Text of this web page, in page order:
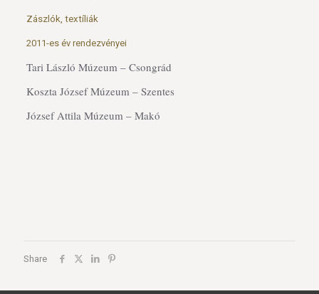
Zászlók, textíliák
2011-es év rendezvényei
Tari László Múzeum – Csongrád
Koszta József Múzeum – Szentes
József Attila Múzeum – Makó
Share